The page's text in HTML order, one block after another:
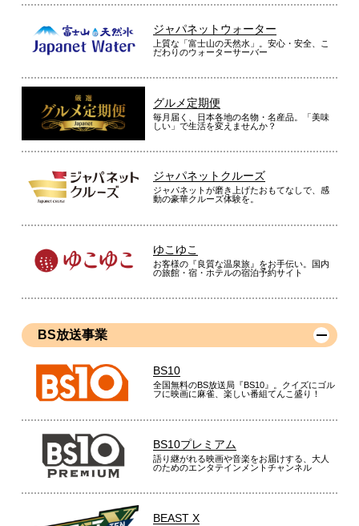
ジャパネットウォーター
上質な「富士山の天然水」。安心・安全、こ
だわりのウォーターサーバー
グルメ定期便
毎月届く、日本各地の名物・名産品。「美味
しい」で生活を変えませんか？
ジャパネットクルーズ
ジャパネットが磨き上げたおもてなしで、感
動の豪華クルーズ体験を。
ゆこゆこ
お客様の『良質な温泉旅』をお手伝い。国内
の旅館・宿・ホテルの宿泊予約サイト
BS放送事業
BS10
全国無料のBS放送局『BS10』。クイズにゴル
フに映画に麻雀、楽しい番組てんこ盛り！
BS10プレミアム
語り継がれる映画や音楽をお届けする、大人
のためのエンタテインメントチャンネル
BEAST X